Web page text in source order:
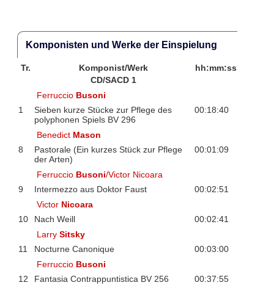
Komponisten und Werke der Einspielung
Tr. Komponist/Werk
hh:mm:ss
CD/SACD 1
Ferruccio Busoni
1
Sieben kurze Stücke zur Pflege des
polyphonen Spiels BV 296
00:18:40
Benedict Mason
8
Pastorale (Ein kurzes Stück zur Pflege
der Arten)
00:01:09
Ferruccio Busoni/Victor Nicoara
9
Intermezzo aus Doktor Faust
00:02:51
Victor Nicoara
10
Nach Weill
00:02:41
LarrySitsky
11
Nocturne Canonique
00:03:00
Ferruccio Busoni
12
Fantasia Contrappuntistica BV 256
00:37:55